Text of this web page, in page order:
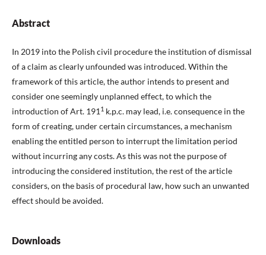
Abstract
In 2019 into the Polish civil procedure the institution of dismissal
of a claim as clearly unfounded was introduced. Within the
framework of this article, the author intends to present and
consider one seemingly unplanned effect, to which the
introduction of Art. 191 1 k.p.c. may lead, i.e. consequence in the
form of creating, under certain circumstances, a mechanism
enabling the entitled person to interrupt the limitation period
without incurring any costs. As this was not the purpose of
introducing the considered institution, the rest of the article
considers, on the basis of procedural law, how such an unwanted
effect should be avoided.
Downloads